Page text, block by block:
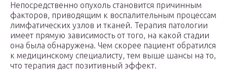
Непосредственно опухоль становится причинным
факторов, приводящим к воспалительным процессам
лимфатических узлов и тканей. Терапия патологии
имеет прямую зависимость от того, на какой стадии
она была обнаружена. Чем скорее пациент обратился
к медицинскому специалисту, тем выше шансы на то,
что терапия даст позитивный эффект.